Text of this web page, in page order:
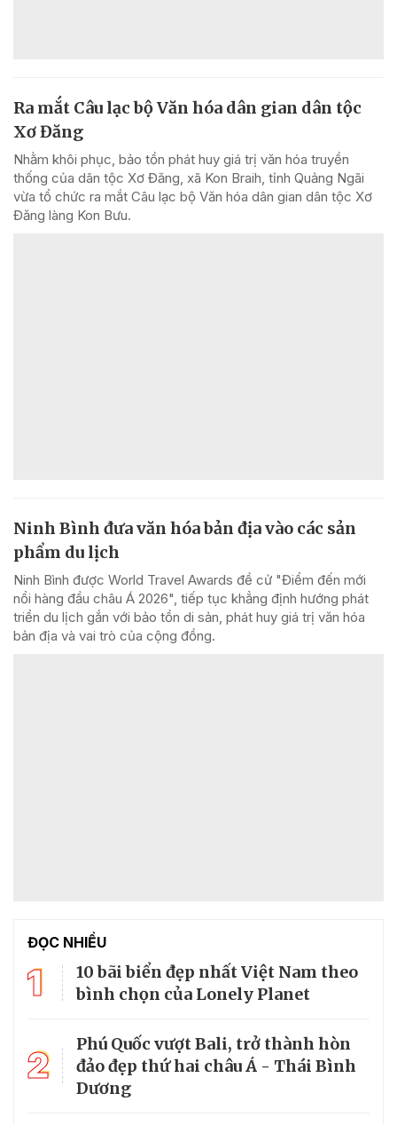
Ra mắt Câu lạc bộ Văn hóa dân gian dân tộc
Xơ Đăng
Nhằm khôi phục, bảo tồn phát huy giá trị văn hóa truyền
thống của dân tộc Xơ Đăng, xã Kon Braih, tỉnh Quảng Ngãi
vừa tổ chức ra mắt Câu lạc bộ Văn hóa dân gian dân tộc Xơ
Đăng làng Kon Bưu.
Ninh Bình đưa văn hóa bản địa vào các sản
phẩm du lịch
Ninh Bình được World Travel Awards đề cử "Điểm đến mới
nổi hàng đầu châu Á 2026", tiếp tục khẳng định hướng phát
triển du lịch gắn với bảo tồn di sản, phát huy giá trị văn hóa
bản địa và vai trò của cộng đồng.
ĐỌC NHIỀU
1
10 bãi biển đẹp nhất Việt Nam theo
bình chọn của Lonely Planet
2
Phú Quốc vượt Bali, trở thành hòn
đảo đẹp thứ hai châu Á - Thái Bình
Dương